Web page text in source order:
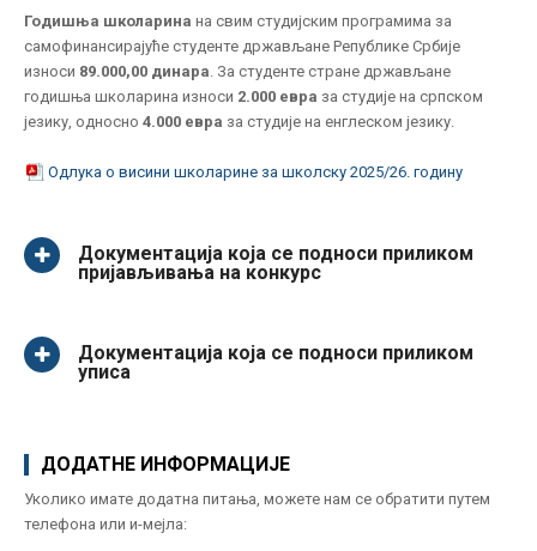
Годишња школарина на свим студијским програмима за
самофинансирајуће студенте држављане Републике Србије
износи 89.000,00 динара. За студенте стране држављане
годишња школарина износи 2.000 евра за студије на српском
језику, односно 4.000 евра за студије на енглеском језику.
Одлука о висини школарине за школску 2025/26. годину
Документација која се подноси приликом
пријављивања на конкурс
Документација која се подноси приликом
уписа
ДОДАТНЕ ИНФОРМАЦИЈЕ
Уколико имате додатна питања, можете нам се обратити путем
телефона или и-мејла: